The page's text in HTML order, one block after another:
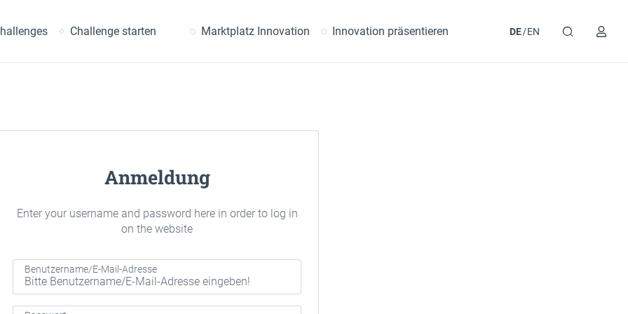
Challenge starten Marktplatz Innovation Innovation präsentieren DE EN
Anmeldung
Enter your username and password here in order to log in
on the website
Benutzername/E-Mail-Adresse